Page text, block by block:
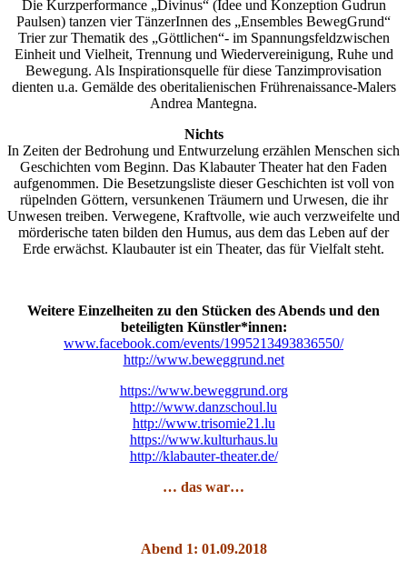
Die Kurzperformance „Divinus“ (Idee und Konzeption Gudrun
Paulsen) tanzen vier TänzerInnen des „Ensembles BewegGrund“
Trier zur Thematik des „Göttlichen“- im Spannungsfeldzwischen
Einheit und Vielheit, Trennung und Wiedervereinigung, Ruhe und
Bewegung. Als Inspirationsquelle für diese Tanzimprovisation
dienten u.a. Gemälde des oberitalienischen Frührenaissance-Malers
Andrea Mantegna.
Nichts
In Zeiten der Bedrohung und Entwurzelung erzählen Menschen sich
Geschichten vom Beginn. Das Klabauter Theater hat den Faden
aufgenommen. Die Besetzungsliste dieser Geschichten ist voll von
rüpelnden Göttern, versunkenen Träumern und Urwesen, die ihr
Unwesen treiben. Verwegene, Kraftvolle, wie auch verzweifelte und
mörderische taten bilden den Humus, aus dem das Leben auf der
Erde erwächst. Klaubauter ist ein Theater, das für Vielfalt steht.
Weitere Einzelheiten zu den Stücken des Abends und den
beteiligten Künstler*innen:
www.facebook.com/events/1995213493836550/
http://www.beweggrund.net
https://www.beweggrund.org
http://www.danzschoul.lu
http://www.trisomie21.lu
https://www.kulturhaus.lu
http://klabauter-theater.de/
… das war…
Abend 1: 01.09.2018